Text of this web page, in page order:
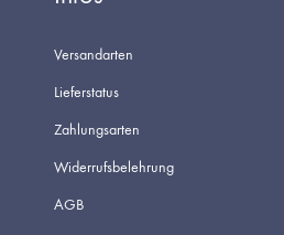
Versandarten
Lieferstatus
Zahlungsarten
Widerrufsbelehrung
AGB